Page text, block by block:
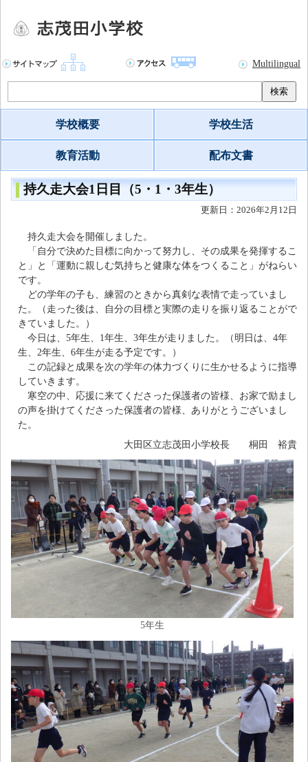
Multilingual
検索
学校概要 学校生活
教育活動 配布文書
持久走大会1日目（5・1・3年生）
更新日：2026年2月12日
持久走大会を開催しました。
「自分で決めた目標に向かって努力し、その成果を発揮するこ
と」と「運動に親しむ気持ちと健康な体をつくること」がねらい
です。
どの学年の子も、練習のときから真剣な表情で走っていまし
た。（走った後は、自分の目標と実際の走りを振り返ることがで
きていました。）
今日は、5年生、1年生、3年生が走りました。（明日は、4年
生、2年生、6年生が走る予定です。）
この記録と成果を次の学年の体力づくりに生かせるように指導
していきます。
寒空の中、応援に来てくださった保護者の皆様、お家で励まし
の声を掛けてくださった保護者の皆様、ありがとうございまし
た。
大田区立志茂田小学校長 桐田 裕貴
5年生